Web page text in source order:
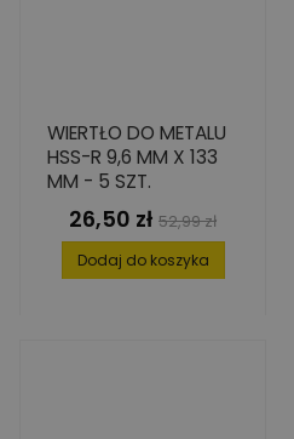
WIERTŁO DO METALU
HSS-R 9,6 MM X 133
MM - 5 SZT.
Cena
26,50 zł Cena
podstawowa
52,99 zł
Dodaj do koszyka